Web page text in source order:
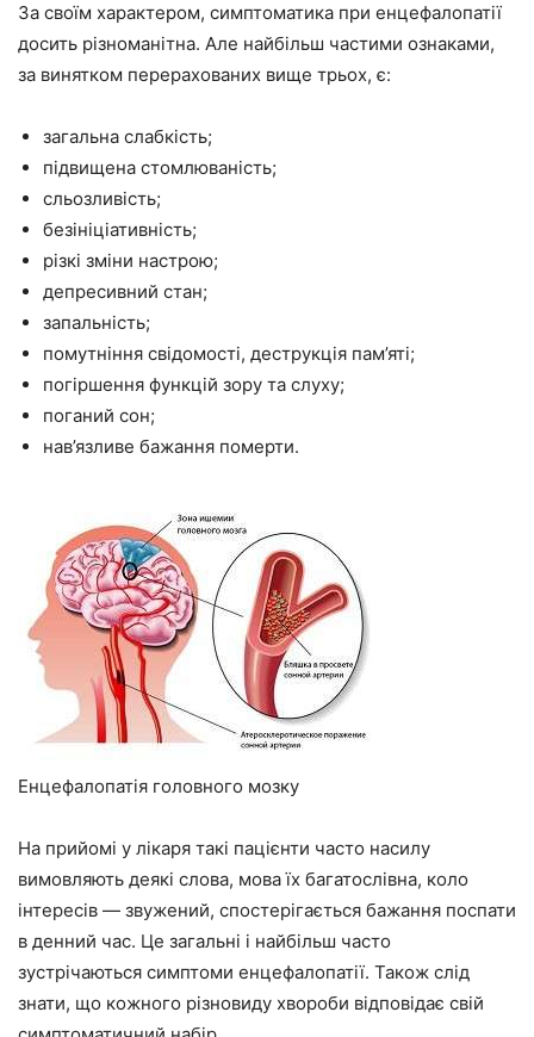
За своїм характером, симптоматика при енцефалопатії
досить різноманітна. Але найбільш частими ознаками,
за винятком перерахованих вище трьох, є:
загальна слабкість;
підвищена стомлюваність;
сльозливість;
безініціативність;
різкі зміни настрою;
депресивний стан;
запальність;
помутніння свідомості, деструкція пам’яті;
погіршення функцій зору та слуху;
поганий сон;
нав’язливе бажання померти.
Енцефалопатія головного мозку
На прийомі у лікаря такі пацієнти часто насилу
вимовляють деякі слова, мова їх багатослівна, коло
інтересів — звужений, спостерігається бажання поспати
в денний час. Це загальні і найбільш часто
зустрічаються симптоми енцефалопатії. Також слід
знати, що кожного різновиду хвороби відповідає свій